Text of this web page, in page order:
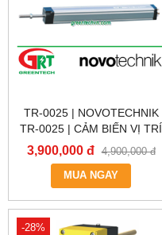
TR-0025 | NOVOTECHNIK
TR-0025 | CẢM BIẾN VỊ TRÍ
TUYẾN TÍNH TR-0025 |
POSITION SENSOR
NOVOTECHNIK TR-0025 |
NOVOTECHNIK VIỆT NAM
3,900,000 đ 4,900,000 đ
MUA NGAY
-28%